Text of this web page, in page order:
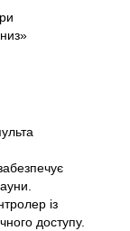
із
доступу.